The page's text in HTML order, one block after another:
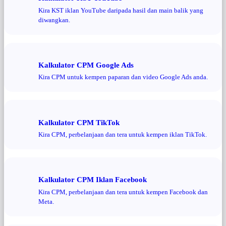
Kira KST iklan YouTube daripada hasil dan main balik yang
diwangkan.
Kalkulator CPM Google Ads
Kira CPM untuk kempen paparan dan video Google Ads anda.
Kalkulator CPM TikTok
Kira CPM, perbelanjaan dan tera untuk kempen iklan TikTok.
Kalkulator CPM Iklan Facebook
Kira CPM, perbelanjaan dan tera untuk kempen Facebook dan
Meta.